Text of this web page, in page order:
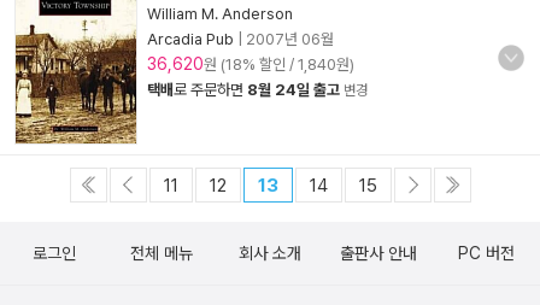
William M. Anderson
Arcadia Pub
2007년 06월
36,620원 (18% 할인 / 1,840원)
택배로 주문하면 8월 24일 출고 변경
11 12 13 14 15
로그인 전체 메뉴 회사 소개 출판사 안내 PC 버전